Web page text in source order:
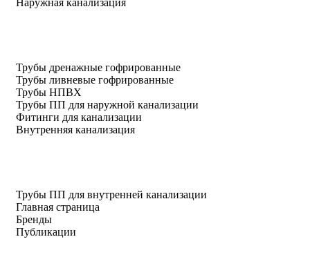
Трубы дренажные гофрированные
Трубы ливневые гофрированные
Трубы НПВХ
Трубы ПП для наружной канализации
Фитинги для канализации
Внутренняя канализация
Трубы ПП для внутренней канализации
Главная страница
Бренды
Публикации